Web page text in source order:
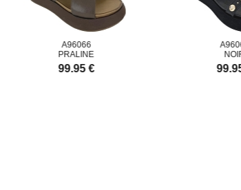
PRALINE
99.95 € 99.95 €